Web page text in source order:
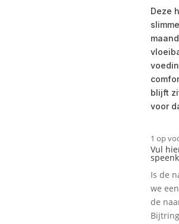
Deze
blijft
voor
1 op
Vul
Is de
we
de